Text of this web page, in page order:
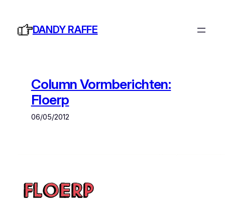
DANDY RAFFE
Column Vormberichten:
Floerp
06/05/2012